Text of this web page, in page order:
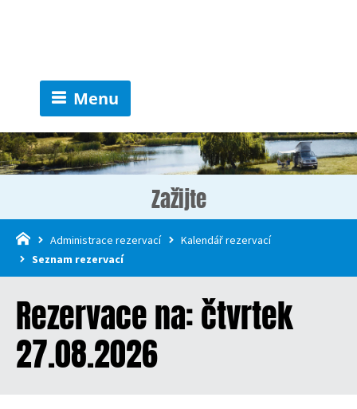
Menu
Zažijte
Administrace rezervací
Kalendář rezervací
Seznam rezervací
Rezervace na: čtvrtek
27.08.2026